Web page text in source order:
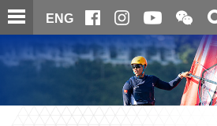
跳
至
內
ENG
開
合
微
信
二
維
碼
内